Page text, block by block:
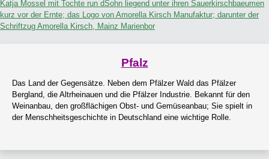
Pfalz
Das Land der Gegensätze. Neben dem Pfälzer Wald das Pfälzer
Bergland, die Altrheinauen und die Pfälzer Industrie. Bekannt für den
Weinanbau, den großflächigen Obst- und Gemüseanbau; Sie spielt in
der Menschheitsgeschichte in Deutschland eine wichtige Rolle.